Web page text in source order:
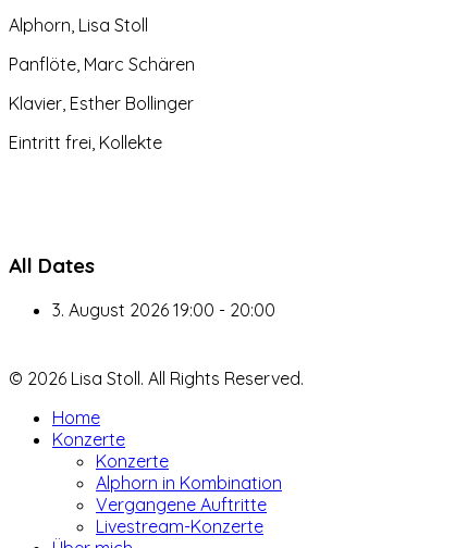
Alphorn, Lisa Stoll
Panflöte, Marc Schären
Klavier, Esther Bollinger
Eintritt frei, Kollekte
All Dates
3. August 2026 19:00 - 20:00
© 2026 Lisa Stoll. All Rights Reserved.
Home
Konzerte
Konzerte
Alphorn in Kombination
Vergangene Auftritte
Livestream-Konzerte